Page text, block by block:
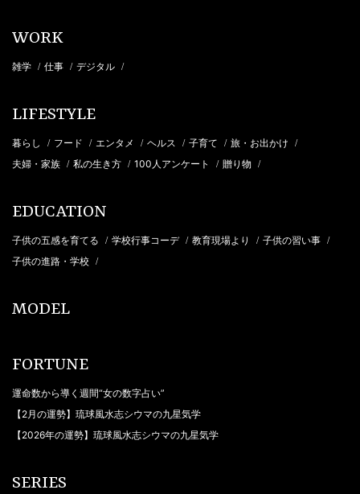
WORK
雑学 / 仕事 / デジタル /
LIFESTYLE
暮らし / フード / エンタメ / ヘルス / 子育て / 旅・お出かけ /
夫婦・家族 / 私の生き方 / 100人アンケート / 贈り物 /
EDUCATION
子供の五感を育てる / 学校行事コーデ / 教育現場より / 子供の習い事 /
子供の進路・学校 /
MODEL
FORTUNE
運命数から導く週間“女の数字占い”
【2月の運勢】琉球風水志シウマの九星気学
【2026年の運勢】琉球風水志シウマの九星気学
SERIES